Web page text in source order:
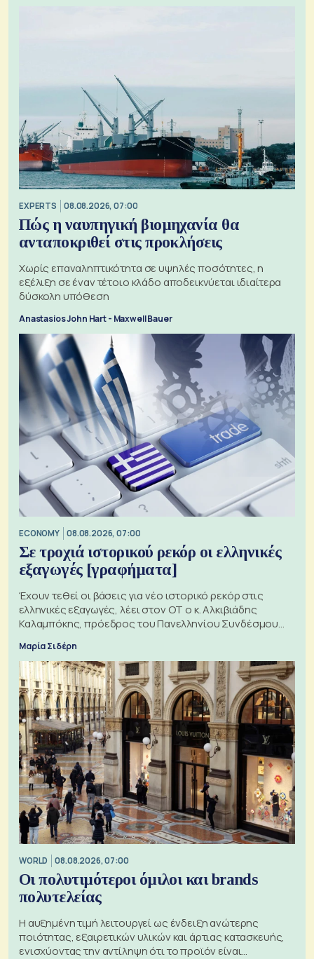
EXPERTS 08.08.2026, 07:00
Πώς η ναυπηγική βιομηχανία θα
ανταποκριθεί στις προκλήσεις
Χωρίς επαναληπτικότητα σε υψηλές ποσότητες, η
εξέλιξη σε έναν τέτοιο κλάδο αποδεικνύεται ιδιαίτερα
δύσκολη υπόθεση
Anastasios John Hart - Maxwell Bauer
ECONOMY 08.08.2026, 07:00
Σε τροχιά ιστορικού ρεκόρ οι ελληνικές
εξαγωγές [γραφήματα]
Έχουν τεθεί οι βάσεις για νέο ιστορικό ρεκόρ στις
ελληνικές εξαγωγές, λέει στον ΟΤ ο κ. Αλκιβιάδης
Καλαμπόκης, πρόεδρος του Πανελληνίου Συνδέσμου
Μαρία Σιδέρη
WORLD 08.08.2026, 07:00
Οι πολυτιμότεροι όμιλοι και brands
πολυτελείας
Η αυξημένη τιμή λειτουργεί ως ένδειξη ανώτερης
ποιότητας, εξαιρετικών υλικών και άρτιας κατασκευής,
ενισχύοντας την αντίληψη ότι το προϊόν είναι